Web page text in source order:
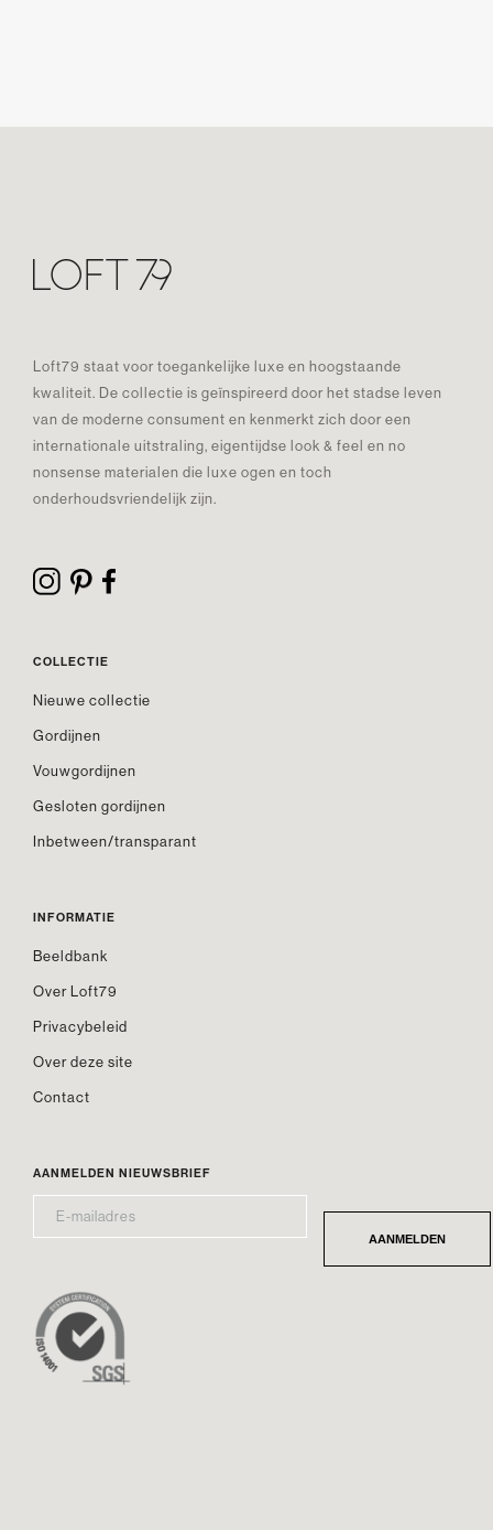
Loft79 staat voor toegankelijke luxe en hoogstaande
kwaliteit. De collectie is geïnspireerd door het stadse leven
van de moderne consument en kenmerkt zich door een
internationale uitstraling, eigentijdse look & feel en no
nonsense materialen die luxe ogen en toch
onderhoudsvriendelijk zijn.
COLLECTIE
Nieuwe collectie
Gordijnen
Vouwgordijnen
Gesloten gordijnen
Inbetween/transparant
INFORMATIE
Beeldbank
Over Loft79
Privacybeleid
Over deze site
Contact
AANMELDEN NIEUWSBRIEF
MAILADRES* AANMELDEN